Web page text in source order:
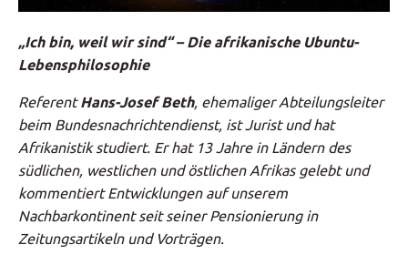
„Ich bin, weil wir sind“ – Die afrikanische Ubuntu-
Lebensphilosophie
ReferentHans-Josef Beth, ehemaliger Abteilungsleiter
beim Bundesnachrichtendienst, ist Jurist und hat
Afrikanistik studiert. Er hat 13 Jahre in Ländern des
südlichen, westlichen und östlichen Afrikas gelebt und
kommentiert Entwicklungen auf unserem
Nachbarkontinent seit seiner Pensionierung in
Zeitungsartikeln und Vorträgen.